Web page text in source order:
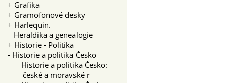
+ Grafika
+ Gramofonové desky
+ Harlequin.
Heraldika a genealogie
+ Historie - Politika
- Historie a politika Česko
Historie a politika Česko:
české a moravské r